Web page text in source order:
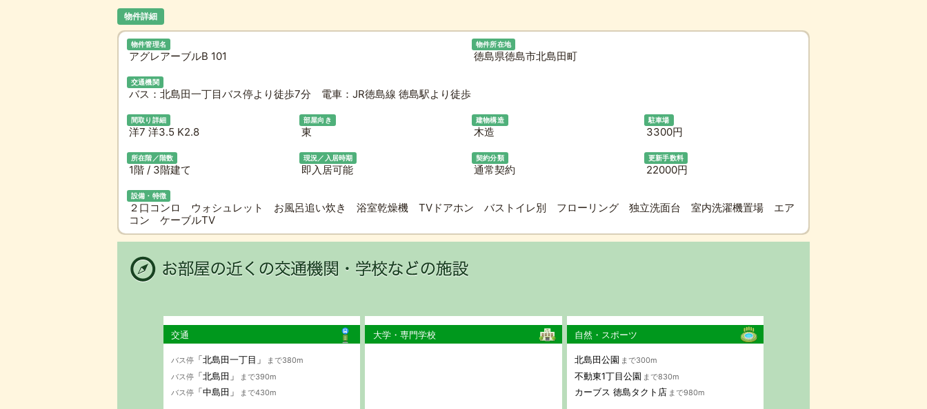
物件詳細
物件管理名
アグレアーブルB 101
物件所在地
徳島県徳島市北島田町
交通機関
バス：北島田一丁目バス停より徒歩7分 電車：JR徳島線 徳島駅より徒歩
間取り詳細
洋7 洋3.5 K2.8
部屋向き
東
建物構造
木造
駐車場
3300円
所在階／階数
1階 / 3階建て
現況／入居時期
即入居可能
契約分類
通常契約
更新手数料
22000円
設備・特徴
２口コンロ ウォシュレット お風呂追い炊き 浴室乾燥機 TVドアホン バストイレ別 フローリング 独立洗面台 室内洗濯機置場 エア
コン ケーブルTV
交通
バス停 「北島田一丁目」
まで380m
バス停 「北島田」
まで390m
バス停 「中島田」 まで430m
大学・専門学校 自然・スポーツ
北島田公園 まで300m
不動東1丁目公園 まで830m
カーブス 徳島タクト店 まで980m